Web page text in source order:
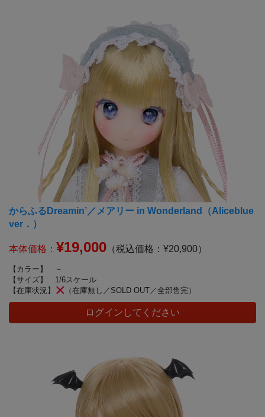
からふるDreamin’／メアリー in Wonderland（Aliceblue
ver．）
本体価格： ¥19,000 （税込価格：¥20,900）
【カラー】
－
【サイズ】
1/6スケール
【在庫状況】
（在庫無し／SOLD OUT／全部售完）
ログインしてください